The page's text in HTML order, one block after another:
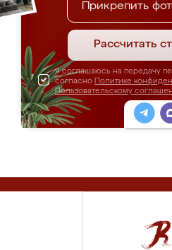
Прикрепить
Рассчитать
Я соглашаюсь на передачу
согласно Политике
Пользовательскому